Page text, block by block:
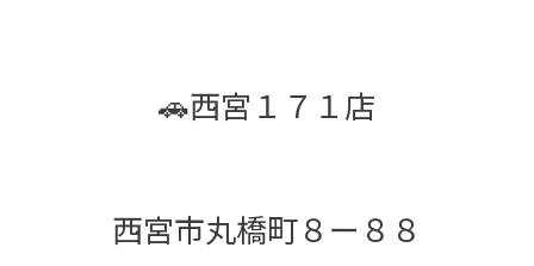
🚗西宮１７１店
西宮市丸橋町８ー８８